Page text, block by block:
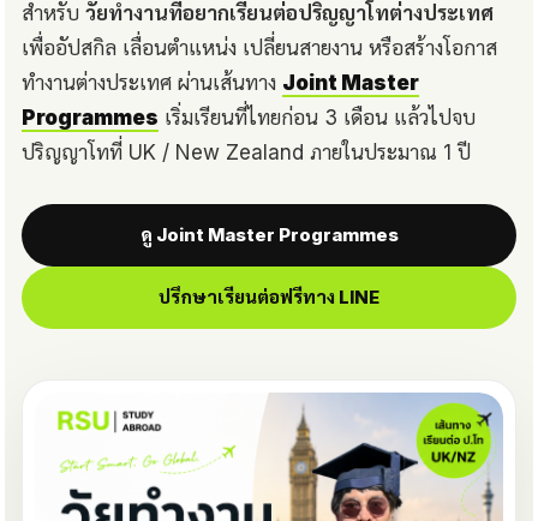
สำหรับวัยทำงานที่อยากเรียนต่อปริญญาโทต่างประเทศ
เพื่ออัปสกิล เลื่อนตำแหน่ง เปลี่ยนสายงาน หรือสร้างโอกาส
ทำงานต่างประเทศ ผ่านเส้นทาง Joint Master
Programmes เริ่มเรียนที่ไทยก่อน 3 เดือน แล้วไปจบ
ปริญญาโทที่ UK / New Zealand ภายในประมาณ 1 ปี
ดู Joint Master Programmes
ปรึกษาเรียนต่อฟรีทาง LINE